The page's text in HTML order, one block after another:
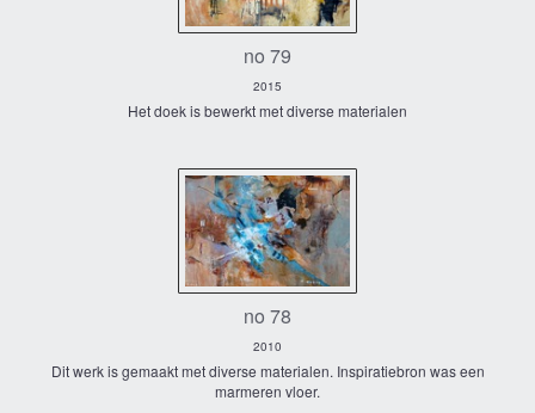
no 79
2015
Het doek is bewerkt met diverse materialen
no 78
2010
Dit werk is gemaakt met diverse materialen. Inspiratiebron was een
marmeren vloer.